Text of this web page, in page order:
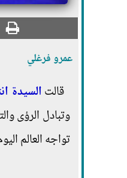
عمرو فرغلي
قالتالسيدة
وتبادل الرؤى
تواجه العالم